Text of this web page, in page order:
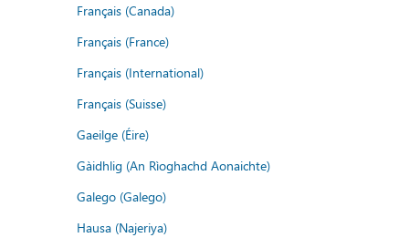
Français (Canada)
Français (France)
Français (International)
Français (Suisse)
Gaeilge (Éire)
Gàidhlig (An Rìoghachd Aonaichte)
Galego (Galego)
Hausa (Najeriya)